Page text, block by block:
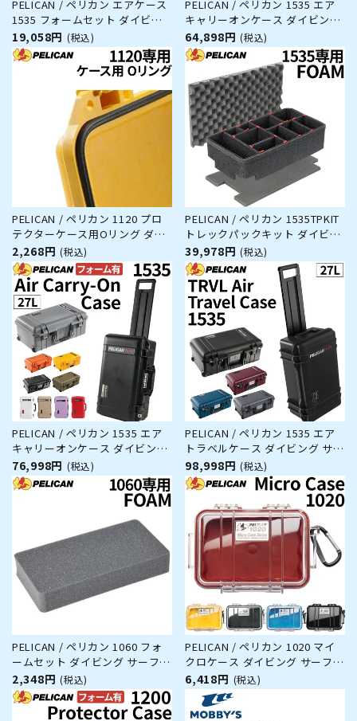
PELICAN / ペリカン エアケース
1535 フォームセット ダイビン
グ サーフィン アウトドア キャ
ンプ 釣り カメラ 精密機器 防水
防塵 耐衝撃
19,058円 (税込)
PELICAN / ペリカン 1535 エア
キャリーオンケース ダイビング
サーフィン アウトドア キャンプ
釣り カメラ 精密機器 防水 防塵
耐衝撃
64,898円 (税込)
PELICAN / ペリカン 1120 プロ
テクターケース用Oリング ダイ
ビング サーフィン アウトドア
キャンプ 釣り カメラ 精密機器
防水 防塵 耐衝撃
2,268円 (税込)
PELICAN / ペリカン 1535TPKIT
トレックパックキット ダイビン
グ サーフィン アウトドア キャ
ンプ 釣り カメラ 精密機器 防水
防塵 耐衝撃
39,978円 (税込)
PELICAN / ペリカン 1535 エア
キャリーオンケース ダイビング
サーフィン アウトドア キャンプ
釣り カメラ 精密機器 防水 防塵
耐衝撃
76,998円 (税込)
PELICAN / ペリカン 1535 エア
トラベルケース ダイビング サー
フィン アウトドア キャンプ 釣
り カメラ 精密機器 防水 防塵 耐
衝撃
98,998円 (税込)
PELICAN / ペリカン 1060 フォ
ームセット ダイビング サーフィ
ン アウトドア キャンプ 釣り カ
メラ 精密機器 防水 防塵 耐衝撃
2,348円 (税込)
PELICAN / ペリカン 1020 マイ
クロケース ダイビング サーフィ
ン アウトドア キャンプ 釣り カ
メラ 精密機器 防水 防塵 耐衝撃
6,418円 (税込)